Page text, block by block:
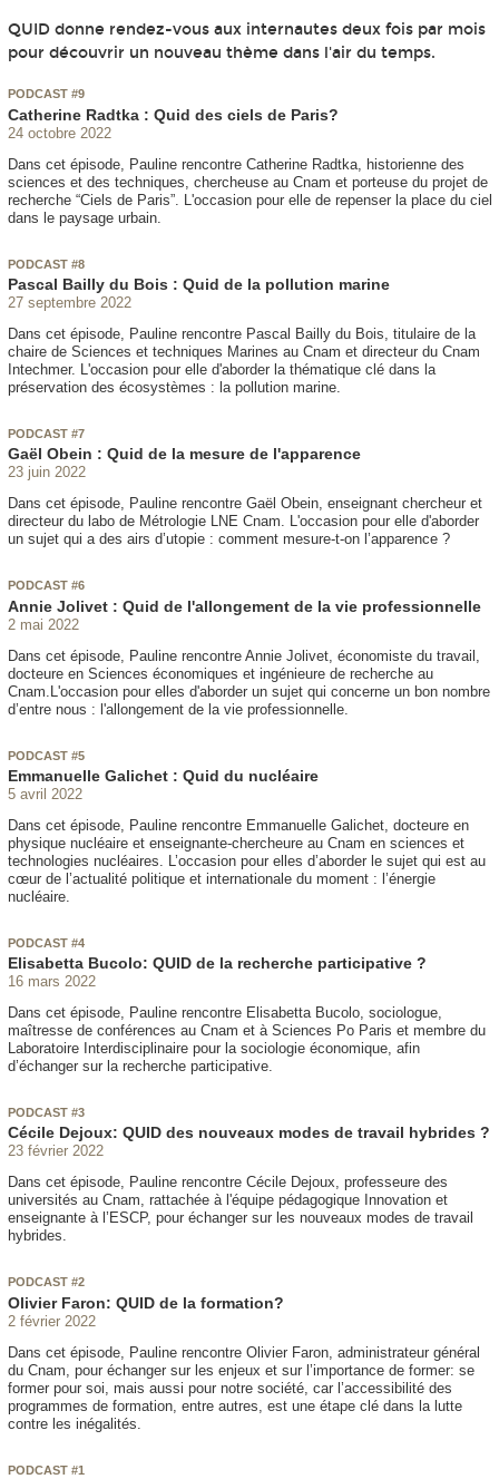
QUID donne rendez-vous aux internautes deux fois par mois
pour découvrir un nouveau thème dans l'air du temps.
PODCAST #9
Catherine Radtka : Quid des ciels de Paris?
24 octobre 2022
Dans cet épisode, Pauline rencontre Catherine Radtka, historienne des
sciences et des techniques, chercheuse au Cnam et porteuse du projet de
recherche “Ciels de Paris”. L'occasion pour elle de repenser la place du ciel
dans le paysage urbain.
PODCAST #8
Pascal Bailly du Bois : Quid de la pollution marine
27 septembre 2022
Dans cet épisode, Pauline rencontre Pascal Bailly du Bois, titulaire de la
chaire de Sciences et techniques Marines au Cnam et directeur du Cnam
Intechmer. L'occasion pour elle d'aborder la thématique clé dans la
préservation des écosystèmes : la pollution marine.
PODCAST #7
Gaël Obein : Quid de la mesure de l'apparence
23 juin 2022
Dans cet épisode, Pauline rencontre Gaël Obein, enseignant chercheur et
directeur du labo de Métrologie LNE Cnam. L'occasion pour elle d'aborder
un sujet qui a des airs d’utopie : comment mesure-t-on l’apparence ?
PODCAST #6
Annie Jolivet : Quid de l'allongement de la vie professionnelle
2 mai 2022
Dans cet épisode, Pauline rencontre Annie Jolivet, économiste du travail,
docteure en Sciences économiques et ingénieure de recherche au
Cnam.L'occasion pour elles d'aborder un sujet qui concerne un bon nombre
d’entre nous : l'allongement de la vie professionnelle.
PODCAST #5
Emmanuelle Galichet : Quid du nucléaire
5 avril 2022
Dans cet épisode, Pauline rencontre Emmanuelle Galichet, docteure en
physique nucléaire et enseignante-chercheure au Cnam en sciences et
technologies nucléaires. L’occasion pour elles d’aborder le sujet qui est au
cœur de l’actualité politique et internationale du moment : l’énergie
nucléaire.
PODCAST #4
Elisabetta Bucolo: QUID de la recherche participative ?
16 mars 2022
Dans cet épisode, Pauline rencontre Elisabetta Bucolo, sociologue,
maîtresse de conférences au Cnam et à Sciences Po Paris et membre du
Laboratoire Interdisciplinaire pour la sociologie économique, afin
d’échanger sur la recherche participative.
PODCAST #3
Cécile Dejoux: QUID des nouveaux modes de travail hybrides ?
23 février 2022
Dans cet épisode, Pauline rencontre Cécile Dejoux, professeure des
universités au Cnam, rattachée à l'équipe pédagogique Innovation et
enseignante à l’ESCP, pour échanger sur les nouveaux modes de travail
hybrides.
PODCAST #2
Olivier Faron: QUID de la formation?
2 février 2022
Dans cet épisode, Pauline rencontre Olivier Faron, administrateur général
du Cnam, pour échanger sur les enjeux et sur l’importance de former: se
former pour soi, mais aussi pour notre société, car l’accessibilité des
programmes de formation, entre autres, est une étape clé dans la lutte
contre les inégalités.
PODCAST #1